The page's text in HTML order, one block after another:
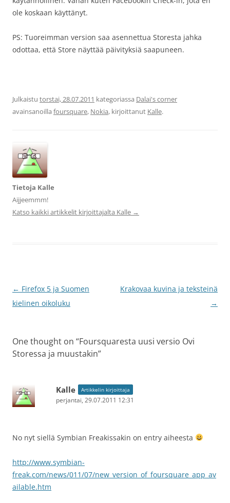
ole koskaan käyttänyt.
PS: Tuoreimman version saa asennettua Storesta jahka
odottaa, että Store näyttää päivityksiä saapuneen.
Julkaistu torstai, 28.07.2011 kategoriassa Dalai's corner
avainsanoilla foursquare, Nokia, kirjoittanut Kalle.
Tietoja Kalle
Aijjeemmm!
Katso kaikki artikkelit kirjoittajalta Kalle →
Artikkelien
selaus
← Firefox 5 ja Suomen
kielinen oikoluku
Krakovaa kuvina ja teksteinä
→
One thought on “Foursquaresta uusi versio Ovi
Storessa ja muustakin”
Kalle Artikkelin kirjoittaja
perjantai, 29.07.2011 12:31
No nyt siellä Symbian Freakissakin on entry aiheesta
http://www.symbian-
freak.com/news/011/07/new_version_of_foursquare_app_av
ailable.htm